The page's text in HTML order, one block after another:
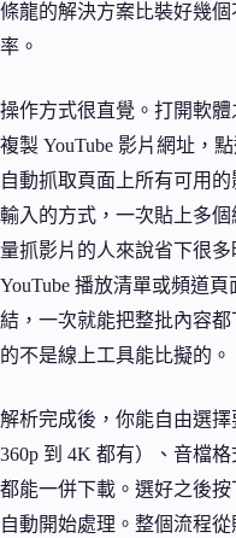
條龍的解決方案比裝好幾
率。
操作方式很直覺。打開軟
複製 YouTube 影片網址，
自動抓取頁面上所有可用
輸入的方式，一次貼上多
量抓影片的人來說省下很
YouTube 播放清單或頻道
結，一次就能把整批內容
的不是線上工具能比擬的。
解析完成後，你能自由選
360p 到 4K 都有）、音檔
都能一併下載。選好之後
自動開始處理。整個流程